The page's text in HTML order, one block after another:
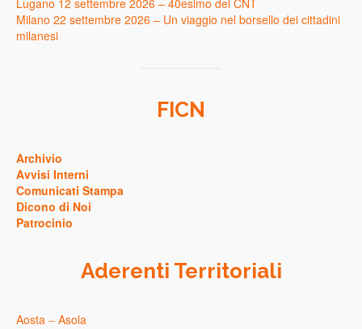
Milano 22 settembre 2026 – Un viaggio nel borsello dei cittadini
milanesi
FICN
Archivio
Avvisi Interni
Comunicati Stampa
Dicono di Noi
Patrocinio
Aderenti Territoriali
Aosta – Asola